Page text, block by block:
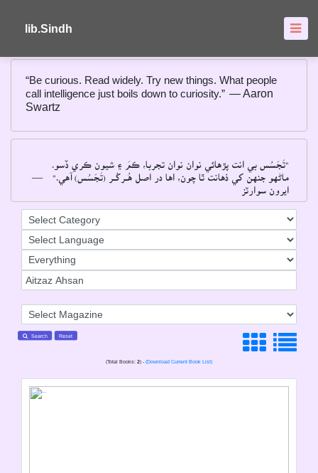
lib.Sindh
“Be curious. Read widely. Try new things. What people
call intelligence just boils down to curiosity.” ― Aaron
Swartz
"تَجَسُس بي انت پڙهائي نوان نوان تجربا، ڪمَ ۽ شيون ڪري ڏسو۔
ماڻهو جنهن کي ذهانت ٿا چون، اها در اصل هُــرکُــر (تَجَسُس) آهي۔"
ايرون سوارٽز
Search Reset
(Total Books: 2) - (Download Current Book List)